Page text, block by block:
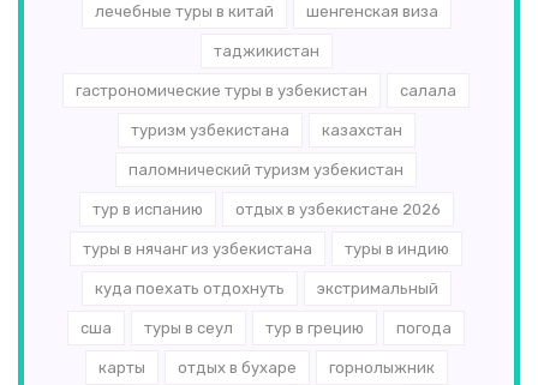
лечебные туры в китай шенгенская виза
таджикистан
гастрономические туры в узбекистан салала
туризм узбекистана казахстан
паломнический туризм узбекистан
тур в испанию отдых в узбекистане 2026
туры в нячанг из узбекистана туры в индию
куда поехать отдохнуть экстримальный
сша туры в сеул тур в грецию погода
карты отдых в бухаре горнолыжник